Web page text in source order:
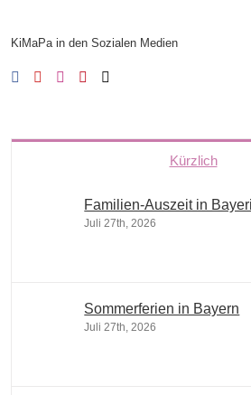
KiMaPa in den Sozialen Medien
Kürzlich
Familien-Auszeit in
Juli 27th, 2026
Sommerferien in Bayern
Juli 27th, 2026